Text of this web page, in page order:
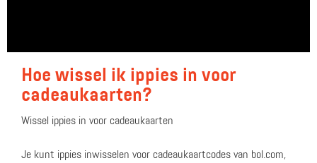
Hoe wissel ik ippies in voor
cadeaukaarten?
Wissel ippies in voor cadeaukaarten
Je kunt ippies inwisselen voor cadeaukaartcodes van bol.com,